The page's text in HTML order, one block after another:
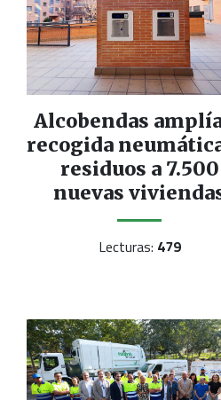
Alcobendas
recogida
residuos a 7.500
nuevas
Lecturas: 479